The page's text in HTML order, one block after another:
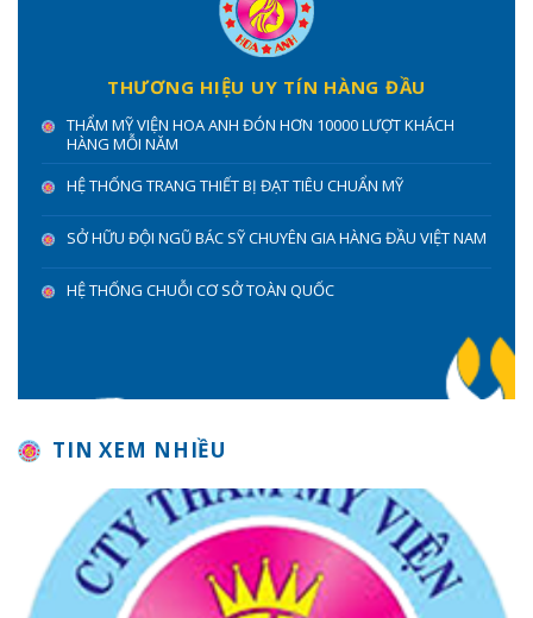
THƯƠNG HIỆU UY TÍN HÀNG ĐẦU
THẨM MỸ VIỆN HOA ANH ĐÓN HƠN 10000 LƯỢT KHÁCH
HÀNG MỖI NĂM
HỆ THỐNG TRANG THIẾT BỊ ĐẠT TIÊU CHUẨN MỸ
SỞ HỮU ĐỘI NGŨ BÁC SỸ CHUYÊN GIA HÀNG ĐẦU VIỆT NAM
HỆ THỐNG CHUỖI CƠ SỞ TOÀN QUỐC
TIN XEM NHIỀU